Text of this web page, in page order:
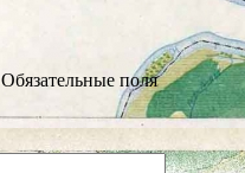
Обязательные поля